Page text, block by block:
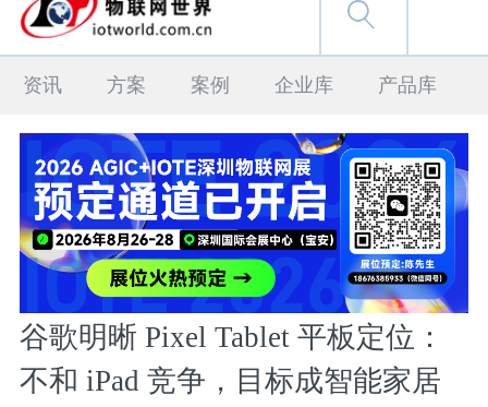
资讯 方案 案例 企业库 产品库
谷歌明晰 Pixel Tablet 平板定位：
不和 iPad 竞争，目标成智能家居